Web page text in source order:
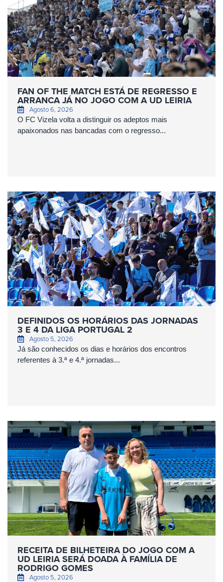
FAN OF THE MATCH ESTÁ DE REGRESSO E
ARRANCA JÁ NO JOGO COM A UD LEIRIA
Agosto 6, 2026
O FC Vizela volta a distinguir os adeptos mais
apaixonados nas bancadas com o regresso...
DEFINIDOS OS HORÁRIOS DAS JORNADAS
3 E 4 DA LIGA PORTUGAL 2
Agosto 5, 2026
Já são conhecidos os dias e horários dos encontros
referentes à 3.ª e 4.ª jornadas...
RECEITA DE BILHETEIRA DO JOGO COM A
UD LEIRIA SERÁ DOADA À FAMÍLIA DE
RODRIGO GOMES
Agosto 5, 2026